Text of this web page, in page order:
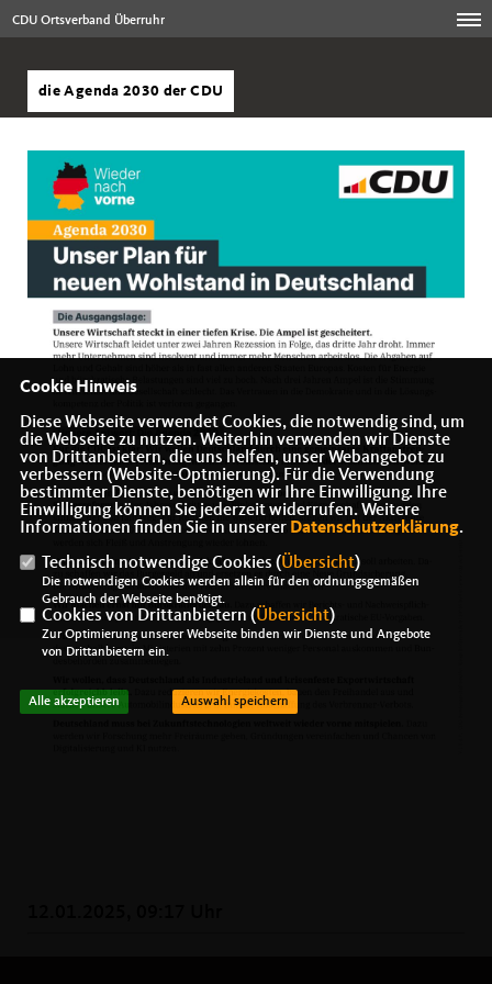
CDU Ortsverband Überruhr
die Agenda 2030 der CDU
Cookie Hinweis
Diese Webseite verwendet Cookies, die notwendig sind, um
die Webseite zu nutzen. Weiterhin verwenden wir Dienste
von Drittanbietern, die uns helfen, unser Webangebot zu
verbessern (Website-Optmierung). Für die Verwendung
bestimmter Dienste, benötigen wir Ihre Einwilligung. Ihre
Einwilligung können Sie jederzeit widerrufen. Weitere
Informationen finden Sie in unserer Datenschutzerklärung.
Technisch notwendige Cookies (Übersicht)
Die notwendigen Cookies werden allein für den ordnungsgemäßen
Gebrauch der Webseite benötigt.
Cookies von Drittanbietern (Übersicht)
Zur Optimierung unserer Webseite binden wir Dienste und Angebote
von Drittanbietern ein.
Alle akzeptieren Auswahl speichern